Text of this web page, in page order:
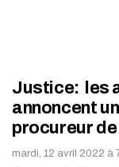
Justice: les
annoncent
procureur de
mardi, 12 avril 2022 à